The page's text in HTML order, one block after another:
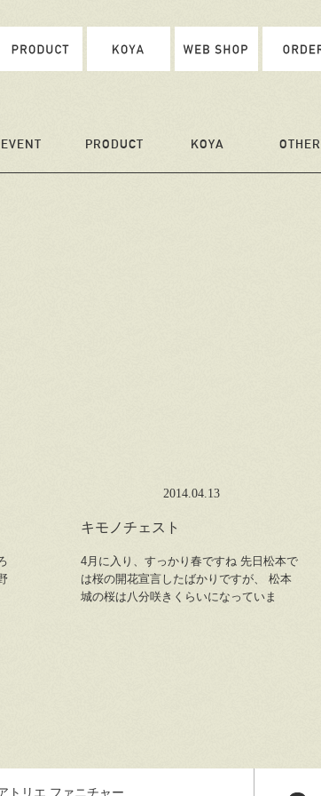
EVENT PRODUCT KOYA OTHER
2014.04.13
キモノチェスト
4月に入り、すっかり春ですね 先日松本で
は桜の開花宣言したばかりですが、 松本
城の桜は八分咲きくらいになっていま
トリエ ファニチャー